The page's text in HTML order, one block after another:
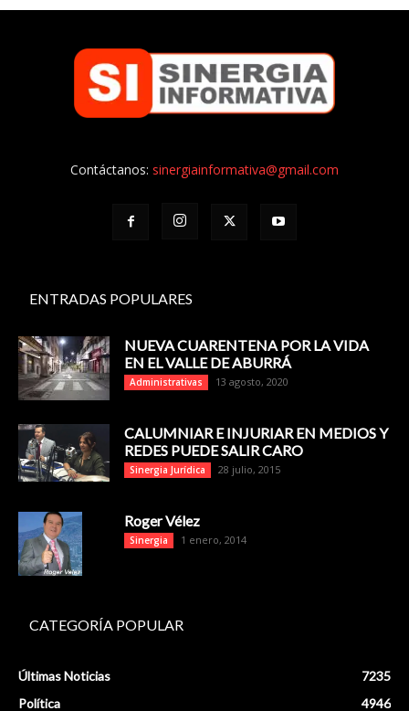
Contáctanos: sinergiainformativa@gmail.com
ENTRADAS POPULARES
NUEVA CUARENTENA POR LA VIDA
EN EL VALLE DE ABURRÁ
Administrativas 13 agosto, 2020
CALUMNIAR E INJURIAR EN MEDIOS Y
REDES PUEDE SALIR CARO
Sinergia Jurídica 28 julio, 2015
Roger Vélez
Sinergia 1 enero, 2014
CATEGORÍA POPULAR
Últimas Noticias
7235
Política
4946